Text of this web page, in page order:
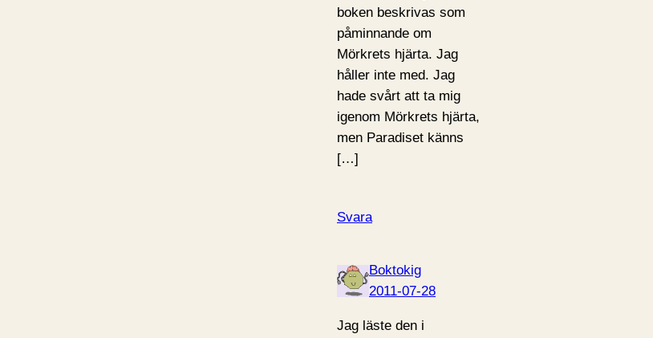
boken beskrivas som
påminnande om
Mörkrets hjärta. Jag
håller inte med. Jag
hade svårt att ta mig
igenom Mörkrets hjärta,
men Paradiset känns
[…]
Svara
Boktokig
2011-07-28
Jag läste den i